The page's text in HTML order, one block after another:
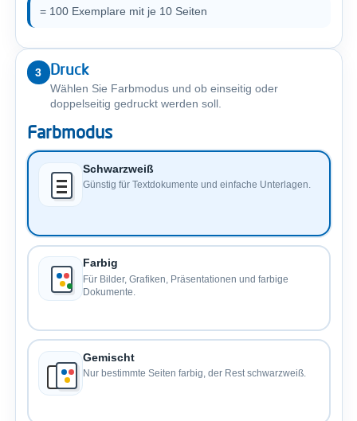
= 100 Exemplare mit je 10 Seiten
3 Druck
Wählen Sie Farbmodus und ob einseitig oder
doppelseitig gedruckt werden soll.
Farbmodus
Schwarzweiß
Günstig für Textdokumente und einfache Unterlagen.
Farbig
Für Bilder, Grafiken, Präsentationen und farbige
Dokumente.
Gemischt
Nur bestimmte Seiten farbig, der Rest schwarzweiß.